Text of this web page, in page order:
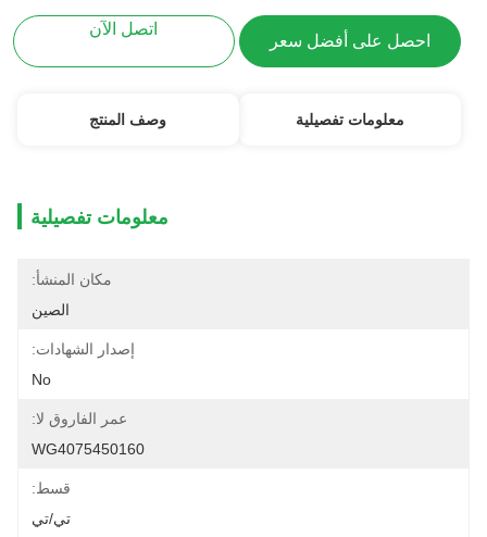
احصل على أفضل سعر
اتصل الآن
معلومات تفصيلية وصف المنتج
معلومات تفصيلية
مكان المنشأ:
الصين
إصدار الشهادات:
No
عمر الفاروق لا:
WG4075450160
قسط:
تي/تي